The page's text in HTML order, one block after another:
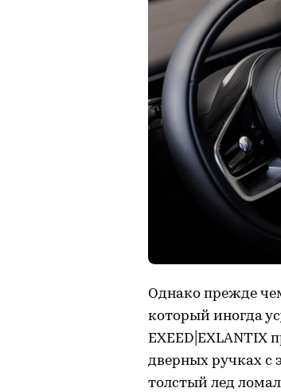
Однако прежде
который иногда
EXEED|EXLANTIX
дверных ручках с
толстый лед